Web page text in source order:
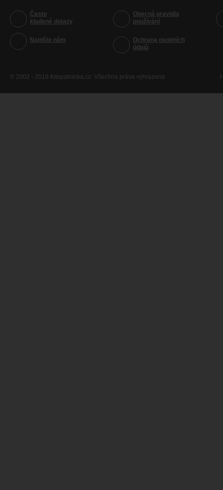
Často
kladené dotazy
Napište nám
Obecná pravidla
používání
Ochrana osobních
údajů
© 2002 - 2016 fotopatracka.cz. Všechna práva vyhrazena